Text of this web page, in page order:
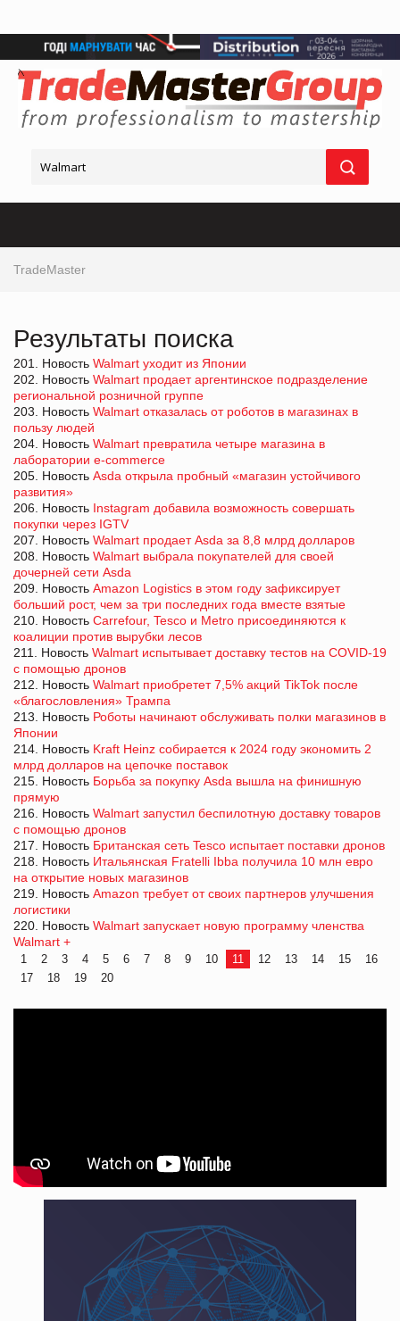
TradeMaster
Результаты поиска
201. Новость Walmart уходит из Японии
202. Новость Walmart продает аргентинское подразделение
региональной розничной группе
203. Новость Walmart отказалась от роботов в магазинах в
пользу людей
204. Новость Walmart превратила четыре магазина в
лаборатории e-commerce
205. Новость Asda открыла пробный «магазин устойчивого
развития»
206. Новость Instagram добавила возможность совершать
покупки через IGTV
207. Новость Walmart продает Asda за 8,8 млрд долларов
208. Новость Walmart выбрала покупателей для своей
дочерней сети Asda
209. Новость Amazon Logistics в этом году зафиксирует
больший рост, чем за три последних года вместе взятые
210. Новость Carrefour, Tesco и Metro присоединяются к
коалиции против вырубки лесов
211. Новость Walmart испытывает доставку тестов на COVID-19
с помощью дронов
212. Новость Walmart приобретет 7,5% акций TikTok после
«благословления» Трампа
213. Новость Роботы начинают обслуживать полки магазинов в
Японии
214. Новость Kraft Heinz собирается к 2024 году экономить 2
млрд долларов на цепочке поставок
215. Новость Борьба за покупку Asda вышла на финишную
прямую
216. Новость Walmart запустил беспилотную доставку товаров
с помощью дронов
217. Новость Британская сеть Tesco испытает поставки дронов
218. Новость Итальянская Fratelli Ibba получила 10 млн евро
на открытие новых магазинов
219. Новость Amazon требует от своих партнеров улучшения
логистики
220. Новость Walmart запускает новую программу членства
Walmart +
1 2 3 4 5 6 7 8 9 10 11 12 13 14 15
16
17
18 19 20